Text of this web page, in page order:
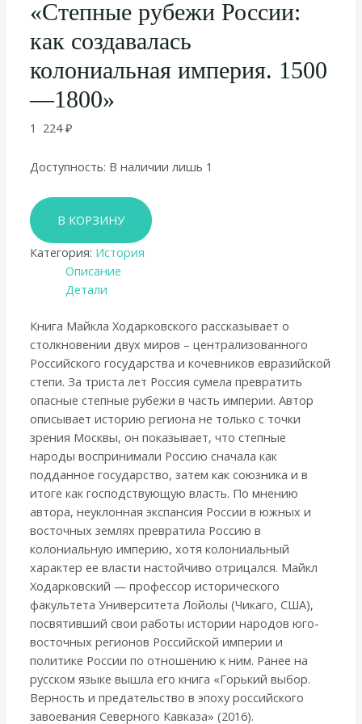
«Степные рубежи России:
как создавалась
колониальная империя. 1500
—1800»
1 224₽
Доступность: В наличии лишь 1
Количество
товара
Майкл
Ходарковский
«Степные
рубежи
как
создавалась
колониальная
империя.
1500
—
1800»
В КОРЗИНУ
Категория: История
Описание
Детали
Книга Майкла Ходарковского рассказывает о
столкновении двух миров – централизованного
Российского государства и кочевников евразийской
степи. За триста лет Россия сумела превратить
опасные степные рубежи в часть империи. Автор
описывает историю региона не только с точки
зрения Москвы, он показывает, что степные
народы воспринимали Россию сначала как
подданное государство, затем как союзника и в
итоге как господствующую власть. По мнению
автора, неуклонная экспансия России в южных и
восточных землях превратила Россию в
колониальную империю, хотя колониальный
характер ее власти настойчиво отрицался. Майкл
Ходарковский — профессор исторического
факультета Университета Лойолы (Чикаго, США),
посвятивший свои работы истории народов юго-
восточных регионов Российской империи и
политике России по отношению к ним. Ранее на
русском языке вышла его книга «Горький выбор.
Верность и предательство в эпоху российского
завоевания Северного Кавказа» (2016).